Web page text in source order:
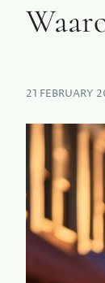
21 FEBRUARY